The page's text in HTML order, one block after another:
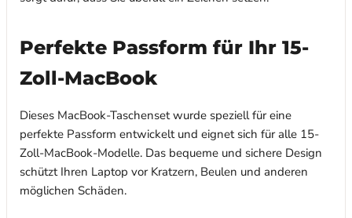
Perfekte Passform für Ihr 15-
Zoll-MacBook
Dieses MacBook-Taschenset wurde speziell für eine
perfekte Passform entwickelt und eignet sich für alle 15-
Zoll-MacBook-Modelle. Das bequeme und sichere Design
schützt Ihren Laptop vor Kratzern, Beulen und anderen
möglichen Schäden.